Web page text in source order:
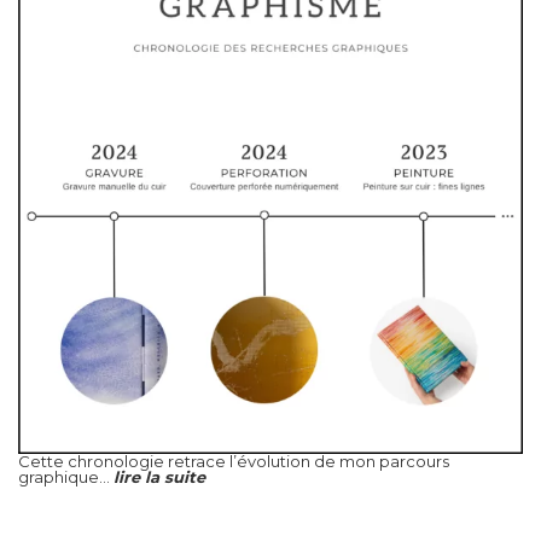
Cette chronologie retrace l’évolution de mon parcours
graphique... lire la suite